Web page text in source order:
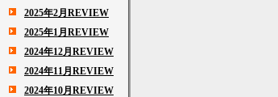
2025年2月REVIEW
2025年1月REVIEW
2024年12月REVIEW
2024年11月REVIEW
2024年10月REVIEW